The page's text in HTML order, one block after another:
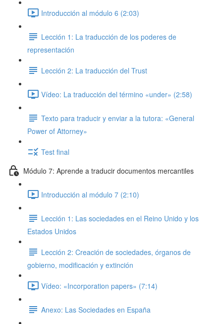
Introducción al módulo 6 (2:03)
Lección 1: La traducción de los poderes de
representación
Lección 2: La traducción del Trust
Vídeo: La traducción del término «under» (2:58)
Texto para traducir y enviar a la tutora: «General
Power of Attorney»
Test final
Módulo 7: Aprende a traducir documentos mercantiles
Introducción al módulo 7 (2:10)
Lección 1: Las sociedades en el Reino Unido y los
Estados Unidos
Lección 2: Creación de sociedades, órganos de
gobierno, modificación y extinción
Vídeo: «Incorporation papers» (7:14)
Anexo: Las Sociedades en España